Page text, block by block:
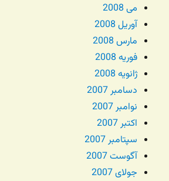
می 2008
آوریل 2008
مارس 2008
فوریه 2008
ژانویه 2008
دسامبر 2007
نوامبر 2007
اکتبر 2007
سپتامبر 2007
آگوست 2007
جولای 2007